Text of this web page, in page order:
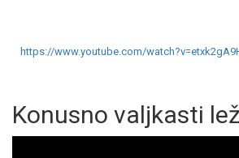
https://www.youtube.com/
Konusno valjkasti